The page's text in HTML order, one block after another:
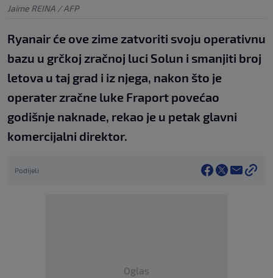
Jaime REINA / AFP
Ryanair će ove zime zatvoriti svoju operativnu
bazu u grčkoj zračnoj luci Solun i smanjiti broj
letova u taj grad i iz njega, nakon što je
operater zračne luke Fraport povećao
godišnje naknade, rekao je u petak glavni
komercijalni direktor.
Podijeli
Oglas